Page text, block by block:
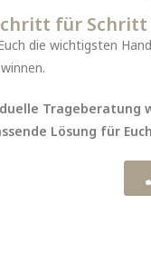
für
die wichtigsten
Trageberatung
Lösung für